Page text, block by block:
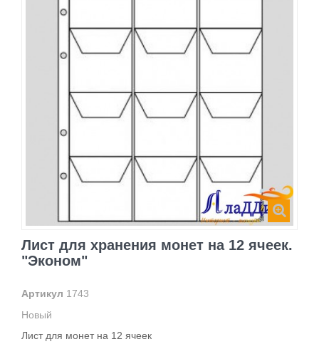
Лист для хранения монет на 12 ячеек.
"Эконом"
Артикул 1743
Новый
Лист для монет на 12 ячеек